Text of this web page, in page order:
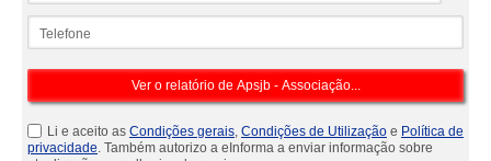
Li e aceito as Condições gerais, Condições de Utilização e Política de
privacidade. Também autorizo a eInforma a enviar informação sobre